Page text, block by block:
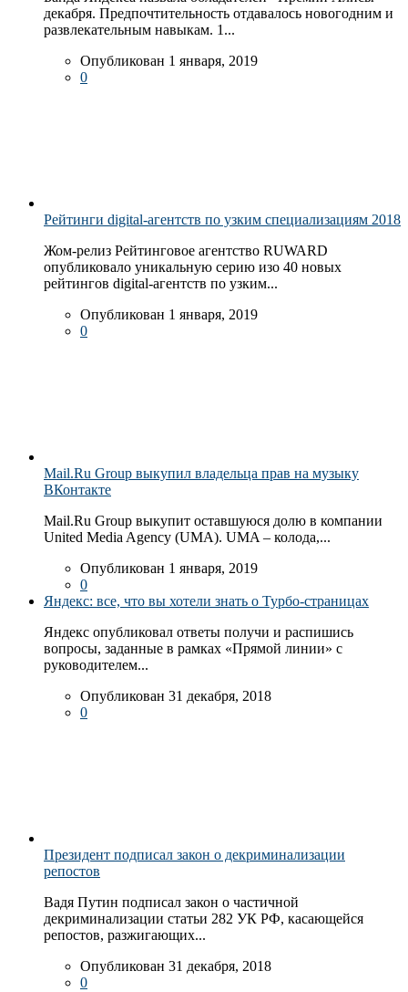
декабря. Предпочтительность отдавалось новогодним и
развлекательным навыкам. 1...
Опубликован 1 января, 2019
0
Рейтинги digital-агентств по узким специализациям 2018
Жом-релиз Рейтинговое агентство RUWARD
опубликовало уникальную серию изо 40 новых
рейтингов digital-агентств по узким...
Опубликован 1 января, 2019
0
Mail.Ru Group выкупил владельца прав на музыку
ВКонтакте
Mail.Ru Group выкупит оставшуюся долю в компании
United Media Agency (UMA). UMA – колода,...
Опубликован 1 января, 2019
0
Яндекс: все, что вы хотели знать о Турбо-страницах
Яндекс опубликовал ответы получи и распишись
вопросы, заданные в рамках «Прямой линии» с
руководителем...
Опубликован 31 декабря, 2018
0
Президент подписал закон о декриминализации
репостов
Вадя Путин подписал закон о частичной
декриминализации статьи 282 УК РФ, касающейся
репостов, разжигающих...
Опубликован 31 декабря, 2018
0